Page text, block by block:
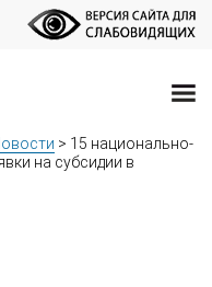
> 15 национально-
на субсидии в